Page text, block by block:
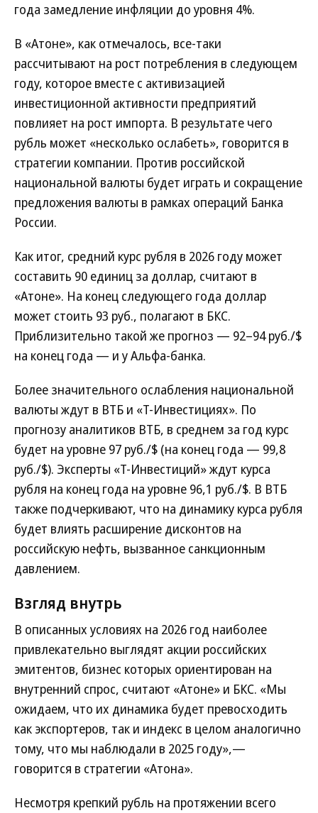
года замедление инфляции до уровня 4%.
В «Атоне», как отмечалось, все-таки
рассчитывают на рост потребления в следующем
году, которое вместе с активизацией
инвестиционной активности предприятий
повлияет на рост импорта. В результате чего
рубль может «несколько ослабеть», говорится в
стратегии компании. Против российской
национальной валюты будет играть и сокращение
предложения валюты в рамках операций Банка
России.
Как итог, средний курс рубля в 2026 году может
составить 90 единиц за доллар, считают в
«Атоне». На конец следующего года доллар
может стоить 93 руб., полагают в БКС.
Приблизительно такой же прогноз — 92–94 руб./$
на конец года — и у Альфа-банка.
Более значительного ослабления национальной
валюты ждут в ВТБ и «Т-Инвестициях». По
прогнозу аналитиков ВТБ, в среднем за год курс
будет на уровне 97 руб./$ (на конец года — 99,8
руб./$). Эксперты «Т-Инвестиций» ждут курса
рубля на конец года на уровне 96,1 руб./$. В ВТБ
также подчеркивают, что на динамику курса рубля
будет влиять расширение дисконтов на
российскую нефть, вызванное санкционным
давлением.
Взгляд внутрь
В описанных условиях на 2026 год наиболее
привлекательно выглядят акции российских
эмитентов, бизнес которых ориентирован на
внутренний спрос, считают «Атоне» и БКС. «Мы
ожидаем, что их динамика будет превосходить
как экспортеров, так и индекс в целом аналогично
тому, что мы наблюдали в 2025 году»,—
говорится в стратегии «Атона».
Несмотря крепкий рубль на протяжении всего